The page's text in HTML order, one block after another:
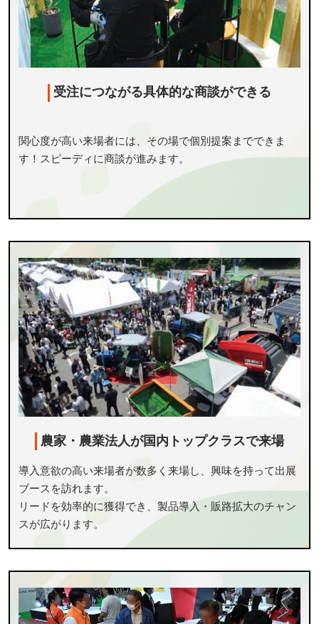
受注につながる具体的な商談ができる
関心度が高い来場者には、その場で個別提案までできま
す！スピーディに商談が進みます。
農家・農業法人が国内トップクラスで来場
導入意欲の高い来場者が数多く来場し、興味を持って出展
ブースを訪れます。
リードを効率的に獲得でき、製品導入・販路拡大のチャン
スが広がります。